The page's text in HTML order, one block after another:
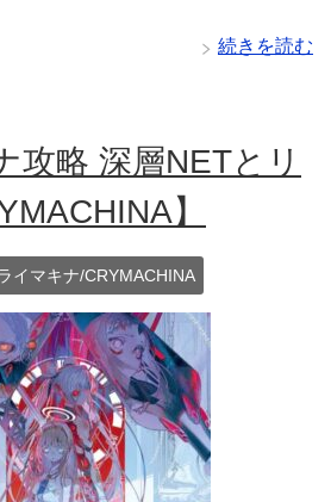
続きを読む
攻略 深層NETとリ
】
イマキナ/CRYMACHINA